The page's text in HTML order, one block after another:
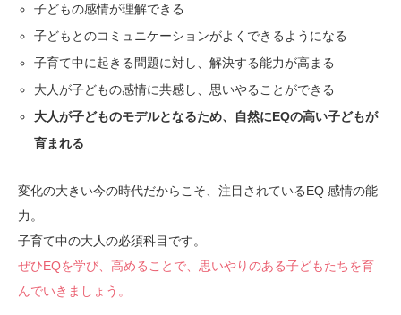
子どもの感情が理解できる
子どもとのコミュニケーションがよくできるようになる
子育て中に起きる問題に対し、解決する能力が高まる
大人が子どもの感情に共感し、思いやることができる
大人が子どものモデルとなるため、自然にEQの高い子どもが
育まれる
変化の大きい今の時代だからこそ、注目されているEQ 感情の能
力。
子育て中の大人の必須科目です。
ぜひEQを学び、高めることで、思いやりのある子どもたちを育
んでいきましょう。